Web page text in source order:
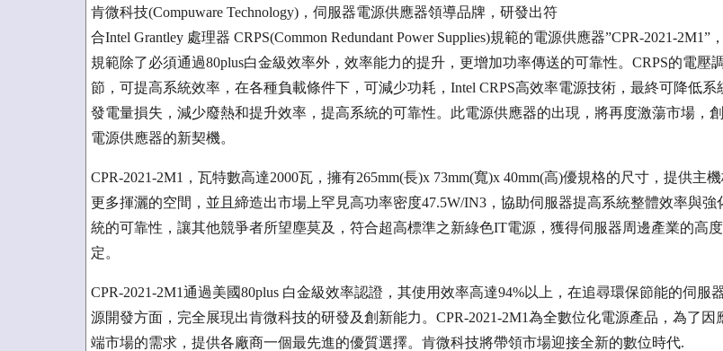
肯微科技(Compuware Technology)，伺服器電源供應器領導品牌，研發出符
合Intel Grantley 處理器 CRPS(Common Redundant Power Supplies)規範的電源供應器”CPR-2021-2M1”
規範除了必須通過80plus白金級效率外，效率能力的提升，更增加功率傳送的可靠性。CRPS的電壓調
節，可提高系統效率，在各種負載條件下，可減少功耗，Intel CRPS高效率電源技術，最終可降低系
發電量損失，減少廢熱和提升效率，提高系統的可靠性。此電源供應器的出現，將再度激蕩市場，
電源供應器的新契機。
CPR-2021-2M1，瓦特數高達2000瓦，擁有265mm(長)x 73mm(寬)x 40mm(高)優規格的尺寸，提供主機
更多揮灑的空間，並且締造出市場上罕見高功率密度47.5W/IN3，協助伺服器提高系統整體效率與強
統的可靠性，讓其他競爭者所望塵莫及，符合超高標準之新綠色IT電源，獲得伺服器周邊產業的高
定。
CPR-2021-2M1通過美國80plus 白金級效率認證，其使用效率高達94%以上，在追尋環保節能的伺服
源開發方面，完全展現出肯微科技的研發及創新能力。CPR-2021-2M1為全數位化電源產品，為了因
端市場的需求，提供各廠商一個最先進的優質選擇。肯微科技將帶領市場迎接全新的數位時代.